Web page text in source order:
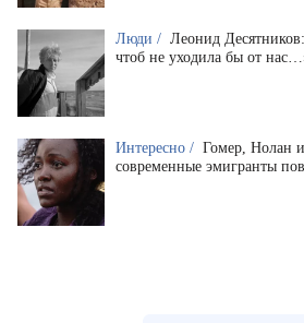
Люди / Леонид Десятников:
чтоб не уходила бы от
Интересно / Гомер, Нолан
современные эмигранты